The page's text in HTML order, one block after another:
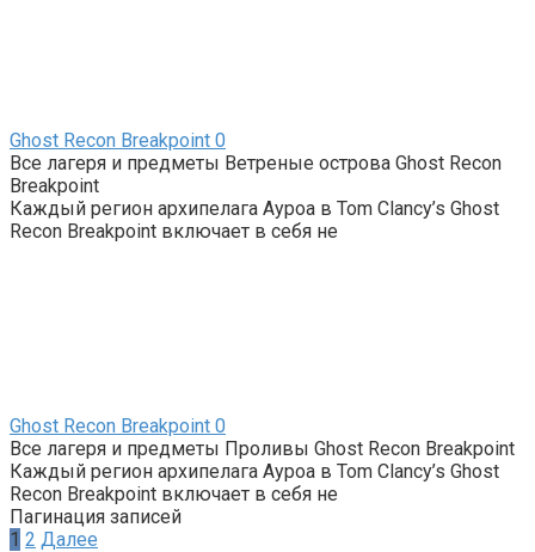
Ghost Recon Breakpoint 0
Все лагеря и предметы Ветреные острова Ghost Recon
Breakpoint
Каждый регион архипелага Ауроа в Tom Clancy’s Ghost
Recon Breakpoint включает в себя не
Ghost Recon Breakpoint 0
Все лагеря и предметы Проливы Ghost Recon Breakpoint
Каждый регион архипелага Ауроа в Tom Clancy’s Ghost
Recon Breakpoint включает в себя не
Пагинация записей
1 2 Далее